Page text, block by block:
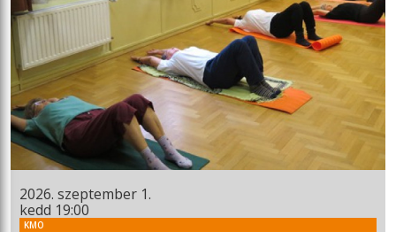
2026. szeptember 1.
kedd 19:00
KMO